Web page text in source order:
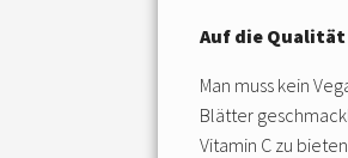
Auf die Qualität
Man muss kein
Blätter
Vitamin C zu